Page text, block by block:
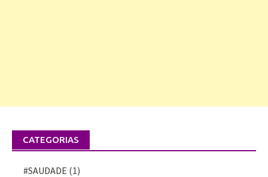
CATEGORIAS
#SAUDADE (1)